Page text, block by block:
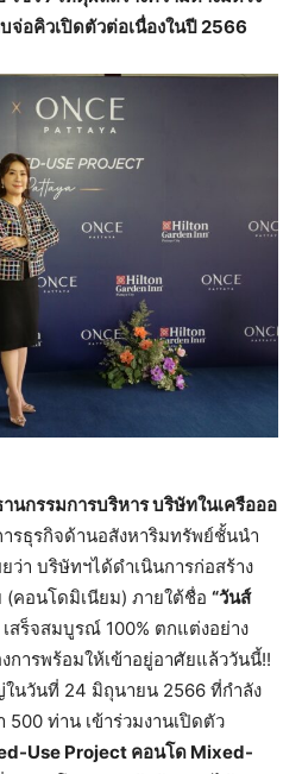
จ่อคิวเปิดตัวต่อเนื่องในปี 2566
นกรรมการบริหาร บริษัทในเครือออ
รธุรกิจด้านอสังหาริมทรัพย์ชั้นนำ
ว่า บริษัทฯได้ดำเนินการก่อสร้าง
(คอนโดมิเนียม) ภายใต้ชื่อ “วันส์
เสร็จสมบูรณ์ 100% ตกแต่งอย่าง
ารพร้อมให้เข้าอยู่อาศัยแล้ววันนี้!!
นวันที่ 24 มิถุนายน 2566 ที่กำลัง
500 ท่าน เข้าร่วมงานเปิดตัว
Use Project คอนโด Mixed-